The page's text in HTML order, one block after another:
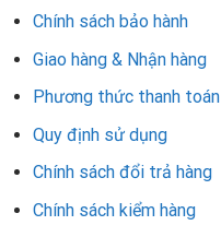
Chính sách bảo hành
Giao hàng & Nhận hàng
Phương thức thanh toán
Quy định sử dụng
Chính sách đổi trả hàng
Chính sách kiểm hàng